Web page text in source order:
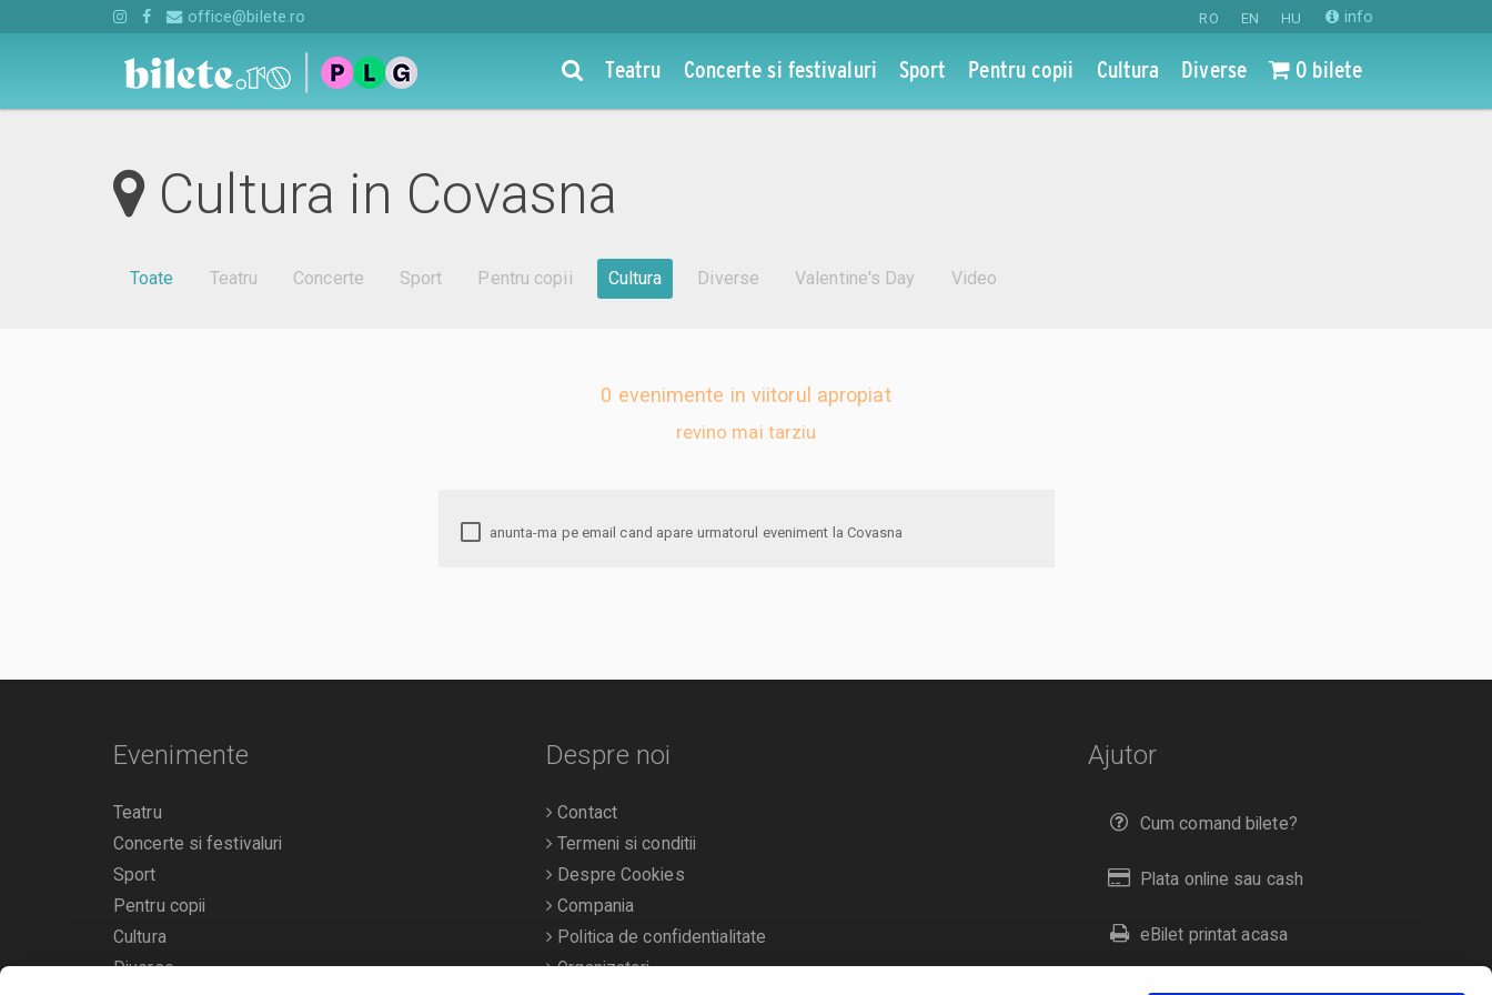
RO EN HU info
office@bilete.ro
Teatru Concerte si festivaluri Sport Pentru copii Cultura Diverse 0 bilete
Cultura in Covasna
Toate Teatru Concerte Sport Pentru copii Cultura Diverse Valentine's Day Video
0 evenimente in viitorul apropiat
revino mai tarziu
anunta-ma pe email cand apare urmatorul eveniment la Covasna
Ajutor
Cum comand bilete?
Plata online sau cash
eBilet printat acasa
Livrare prin curier
Evenimente
Teatru
Concerte si festivaluri
Sport
Pentru copii
Cultura
Diverse
Despre noi
Contact
Termeni si conditii
Despre Cookies
Compania
Politica de confidentialitate
Organizatori